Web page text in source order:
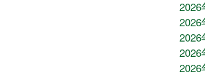
2026
2026
2026
2026
2026